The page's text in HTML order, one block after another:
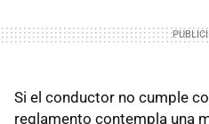
Si el conductor no cumple
reglamento contempla una